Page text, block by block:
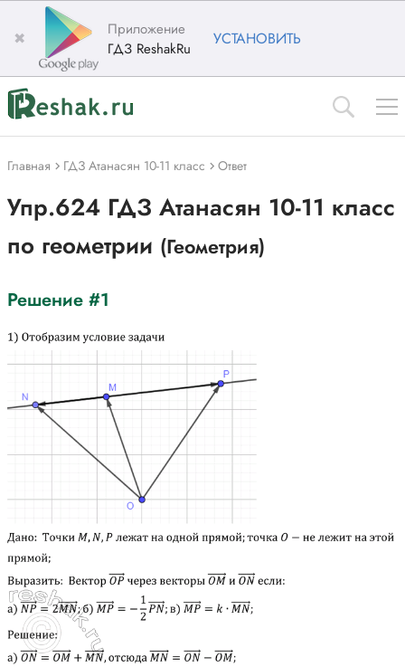
✖
Приложение
ГДЗ ReshakRu
УСТАНОВИТЬ
Главная ГДЗ Атанасян 10-11 класс Ответ
Упр.624 ГДЗ Атанасян 10-11 класс
по геометрии (Геометрия)
Решение #1